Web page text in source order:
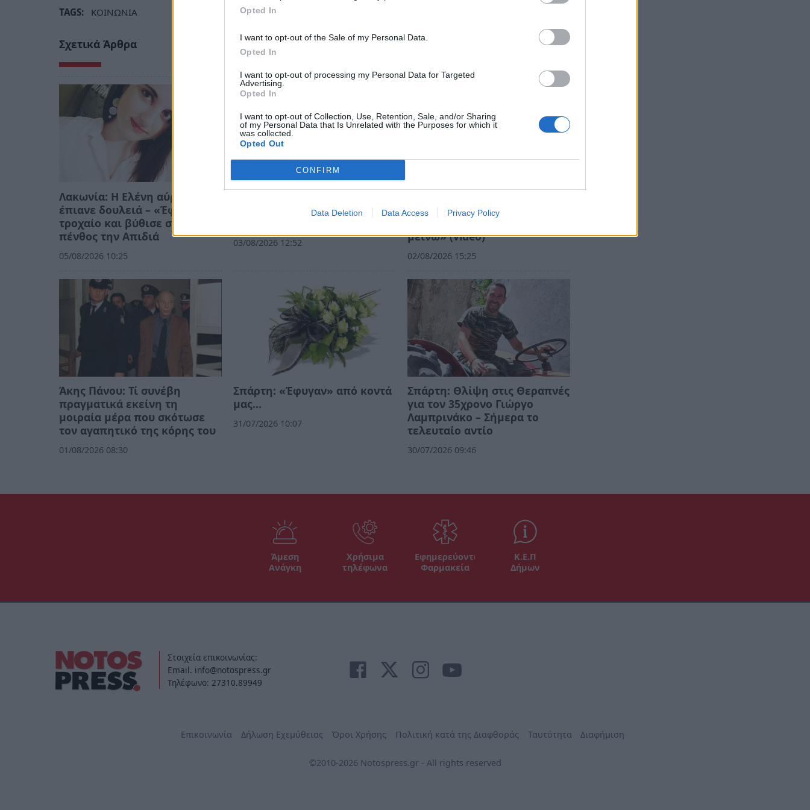
Opted In
I want to opt-out of the Sale of my Personal Data.
Opted In
I want to opt-out of processing my Personal Data for Targeted
Advertising.
Opted In
I want to opt-out of Collection, Use, Retention, Sale, and/or Sharing
of my Personal Data that Is Unrelated with the Purposes for which it
was collected.
Opted Out
CONFIRM
Data Deletion Data Access Privacy Policy
TAGS: ΚΟΙΝΩΝΙΑ
Σχετικά Άρθρα
Λακωνία: Η Ελένη αύριο θα
έπιανε δουλειά – «Έφυγε» σε
τροχαίο και βύθισε στο
πένθος την Απιδιά
05/08/2026 10:25
έσωσε δεκάδες σπίτια, αλλά
03/08/2026 12:52
Πόρτο Γερμενό: «Κάηκε το
μείνω» (video)
02/08/2026 15:25
Άκης Πάνου: Τί συνέβη
πραγματικά εκείνη τη
μοιραία μέρα που σκότωσε
τον αγαπητικό της κόρης του
01/08/2026 08:30
Σπάρτη: «Έφυγαν» από κοντά
μας…
31/07/2026 10:07
Σπάρτη: Θλίψη στις Θεραπνές
για τον 35χρονο Γιώργο
Λαμπρινάκο – Σήμερα το
τελευταίο αντίο
30/07/2026 09:46
Άμεση
Ανάγκη
Χρήσιμα
τηλέφωνα
Εφημερεύοντα
Φαρμακεία
Κ.Ε.Π
Δήμων
Στοιχεία επικοινωνίας:
Email. info@notospress.gr
Τηλέφωνο: 27310.89949
Επικοινωνία Δήλωση Εχεμύθειας Όροι Χρήσης Πολιτική κατά της Διαφθοράς Ταυτότητα Διαφήμιση
©2010-2026 Notospress.gr - All rights reserved